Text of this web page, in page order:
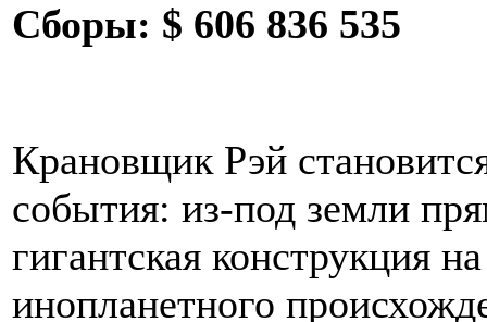
Сборы: $ 606 836 535
Крановщик Рэй
события: из-под земли
гигантская конструкция
инопланетного